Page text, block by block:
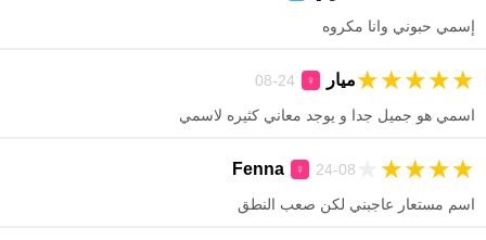
إسمي حبوني وانا مكروه
ميار ♀
24-08 ★
★
★
★
★
اسمي هو جميل جدا و يوجد معاني كثيره لاسمي
Fenna ♀ 24-08 ★
★
★
★
اسم مستعار عاجبني لكن صعب النطق